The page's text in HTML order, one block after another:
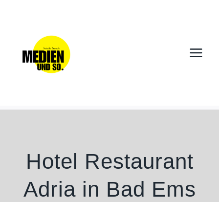
Hotel Restaurant
Adria in Bad Ems